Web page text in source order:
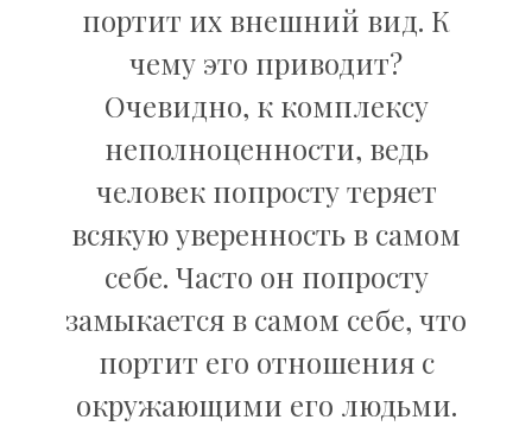
портит их внешний вид. К
чему это приводит?
Очевидно, к комплексу
неполноценности, ведь
человек попросту теряет
всякую уверенность в самом
себе. Часто он попросту
замыкается в самом себе, что
портит его отношения с
окружающими его людьми.